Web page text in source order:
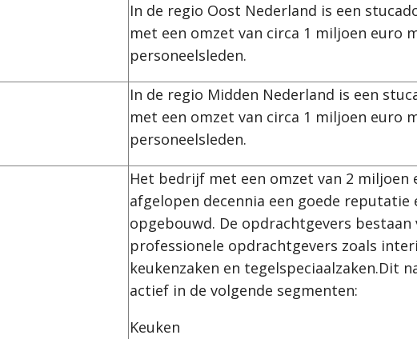
In de regio Oost Nederland is een
met een omzet van circa 1 miljoen euro
personeelsleden.
In de regio Midden Nederland is een
met een omzet van circa 1 miljoen euro
personeelsleden.
Het bedrijf met een omzet van 2 miljoen
afgelopen decennia een goede reputatie
opgebouwd. De opdrachtgevers
professionele opdrachtgevers zoals
keukenzaken en tegelspeciaalzaken.Dit
actief in de volgende segmenten:
Keuken